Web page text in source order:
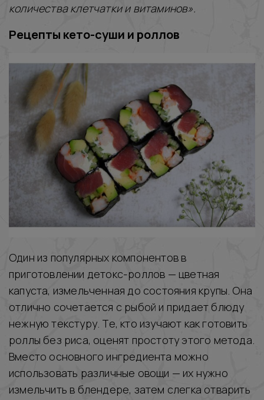
количества клетчатки и витаминов».
Рецепты кето-суши и роллов
Один из популярных компонентов в
приготовлении детокс-роллов — цветная
капуста, измельченная до состояния крупы. Она
отлично сочетается с рыбой и придает блюду
нежную текстуру. Те, кто изучают как готовить
роллы без риса, оценят простоту этого метода.
Вместо основного ингредиента можно
использовать различные овощи — их нужно
измельчить в блендере, затем слегка отварить